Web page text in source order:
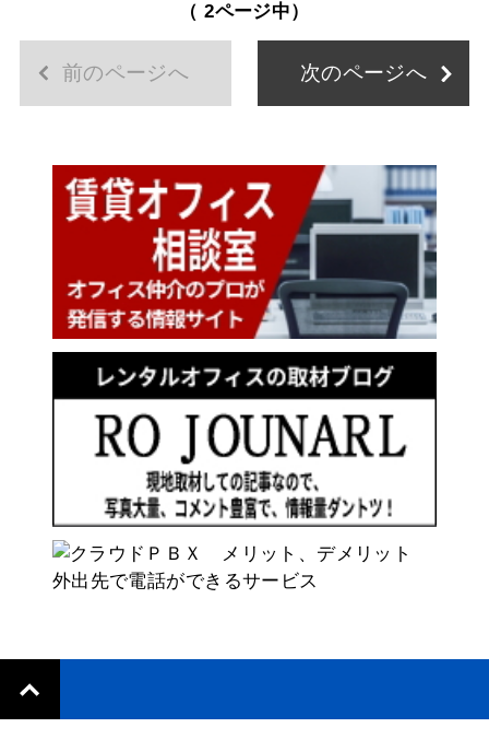
（ 2ページ中）
前のページへ 次のページへ